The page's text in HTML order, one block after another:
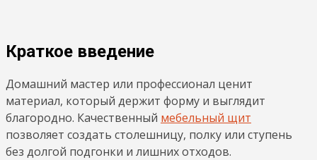
Краткое введение
Домашний мастер или профессионал ценит
материал, который держит форму и выглядит
благородно. Качественный мебельный щит
позволяет создать столешницу, полку или ступень
без долгой подгонки и лишних отходов.